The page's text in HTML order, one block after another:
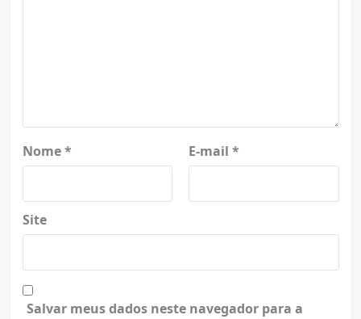
Nome* E-mail *
Site
Salvar meus dados neste navegador para a